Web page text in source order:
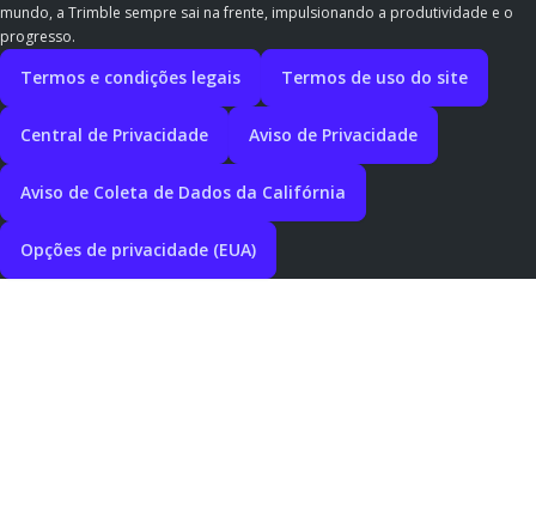
mundo, a Trimble sempre sai na frente, impulsionando a produtividade e o
progresso.
Termos e condições legais Termos de uso do site
Central de Privacidade Aviso de Privacidade
Aviso de Coleta de Dados da Califórnia
Opções de privacidade (EUA)